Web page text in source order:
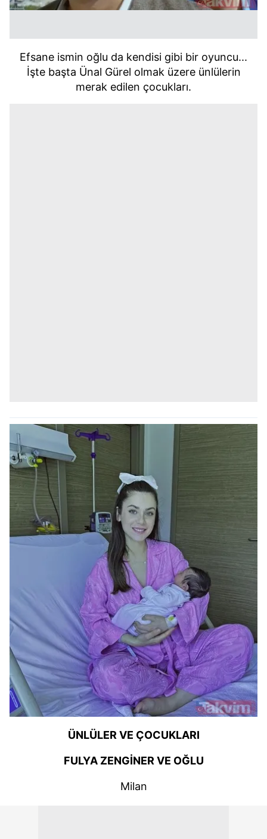
Efsane ismin oğlu da kendisi gibi bir oyuncu...
İşte başta Ünal Gürel olmak üzere ünlülerin
merak edilen çocukları.
ÜNLÜLER VE ÇOCUKLARI
FULYA ZENGİNER VE OĞLU
Milan